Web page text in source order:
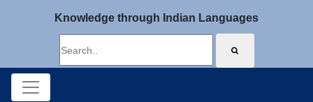
Knowledge through Indian Languages